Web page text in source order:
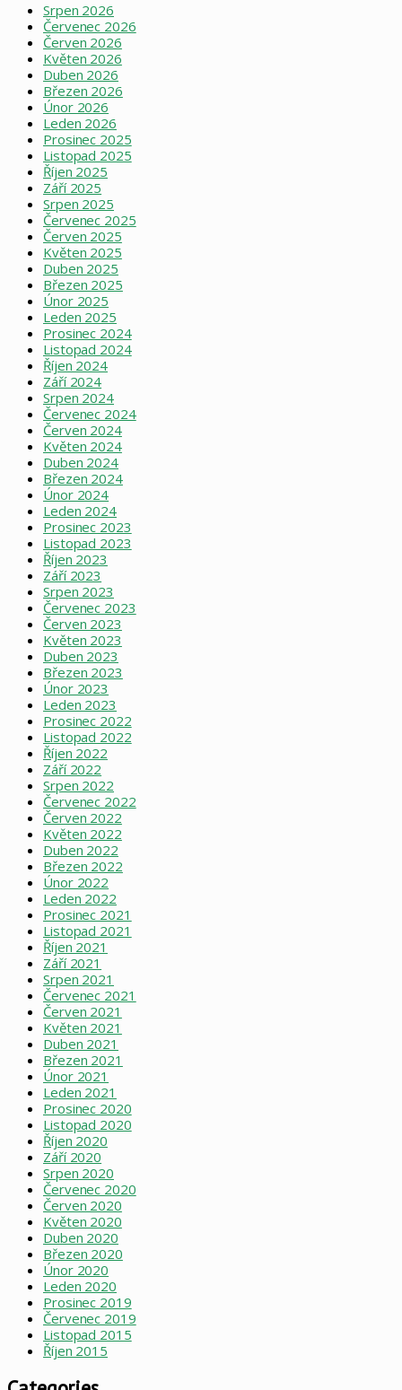
Srpen 2026
Červenec 2026
Červen 2026
Květen 2026
Duben 2026
Březen 2026
Únor 2026
Leden 2026
Prosinec 2025
Listopad 2025
Říjen 2025
Září 2025
Srpen 2025
Červenec 2025
Červen 2025
Květen 2025
Duben 2025
Březen 2025
Únor 2025
Leden 2025
Prosinec 2024
Listopad 2024
Říjen 2024
Září 2024
Srpen 2024
Červenec 2024
Červen 2024
Květen 2024
Duben 2024
Březen 2024
Únor 2024
Leden 2024
Prosinec 2023
Listopad 2023
Říjen 2023
Září 2023
Srpen 2023
Červenec 2023
Červen 2023
Květen 2023
Duben 2023
Březen 2023
Únor 2023
Leden 2023
Prosinec 2022
Listopad 2022
Říjen 2022
Září 2022
Srpen 2022
Červenec 2022
Červen 2022
Květen 2022
Duben 2022
Březen 2022
Únor 2022
Leden 2022
Prosinec 2021
Listopad 2021
Říjen 2021
Září 2021
Srpen 2021
Červenec 2021
Červen 2021
Květen 2021
Duben 2021
Březen 2021
Únor 2021
Leden 2021
Prosinec 2020
Listopad 2020
Říjen 2020
Září 2020
Srpen 2020
Červenec 2020
Červen 2020
Květen 2020
Duben 2020
Březen 2020
Únor 2020
Leden 2020
Prosinec 2019
Červenec 2019
Listopad 2015
Říjen 2015